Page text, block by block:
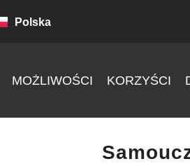
Polska
MOŻLIWOŚCI KORZYŚCI